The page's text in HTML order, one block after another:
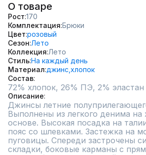
О товаре
Рост 170
Комплектация Брюки
Цвет розовый
Сезон Лето
Коллекция Лето
СтильНа каждый день
Материал джинс, хлопок
Состав
72% хлопок, 26% ПЭ, 2% эластан
Описание
Джинсы летние
Выполнены из легкого денима на
основе. Высокая посадка на
пояс со шлевками. Застежка на
пуговицы. Спереди застрочены
складки, боковые карманы с